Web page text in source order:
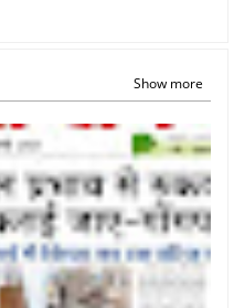
Show more